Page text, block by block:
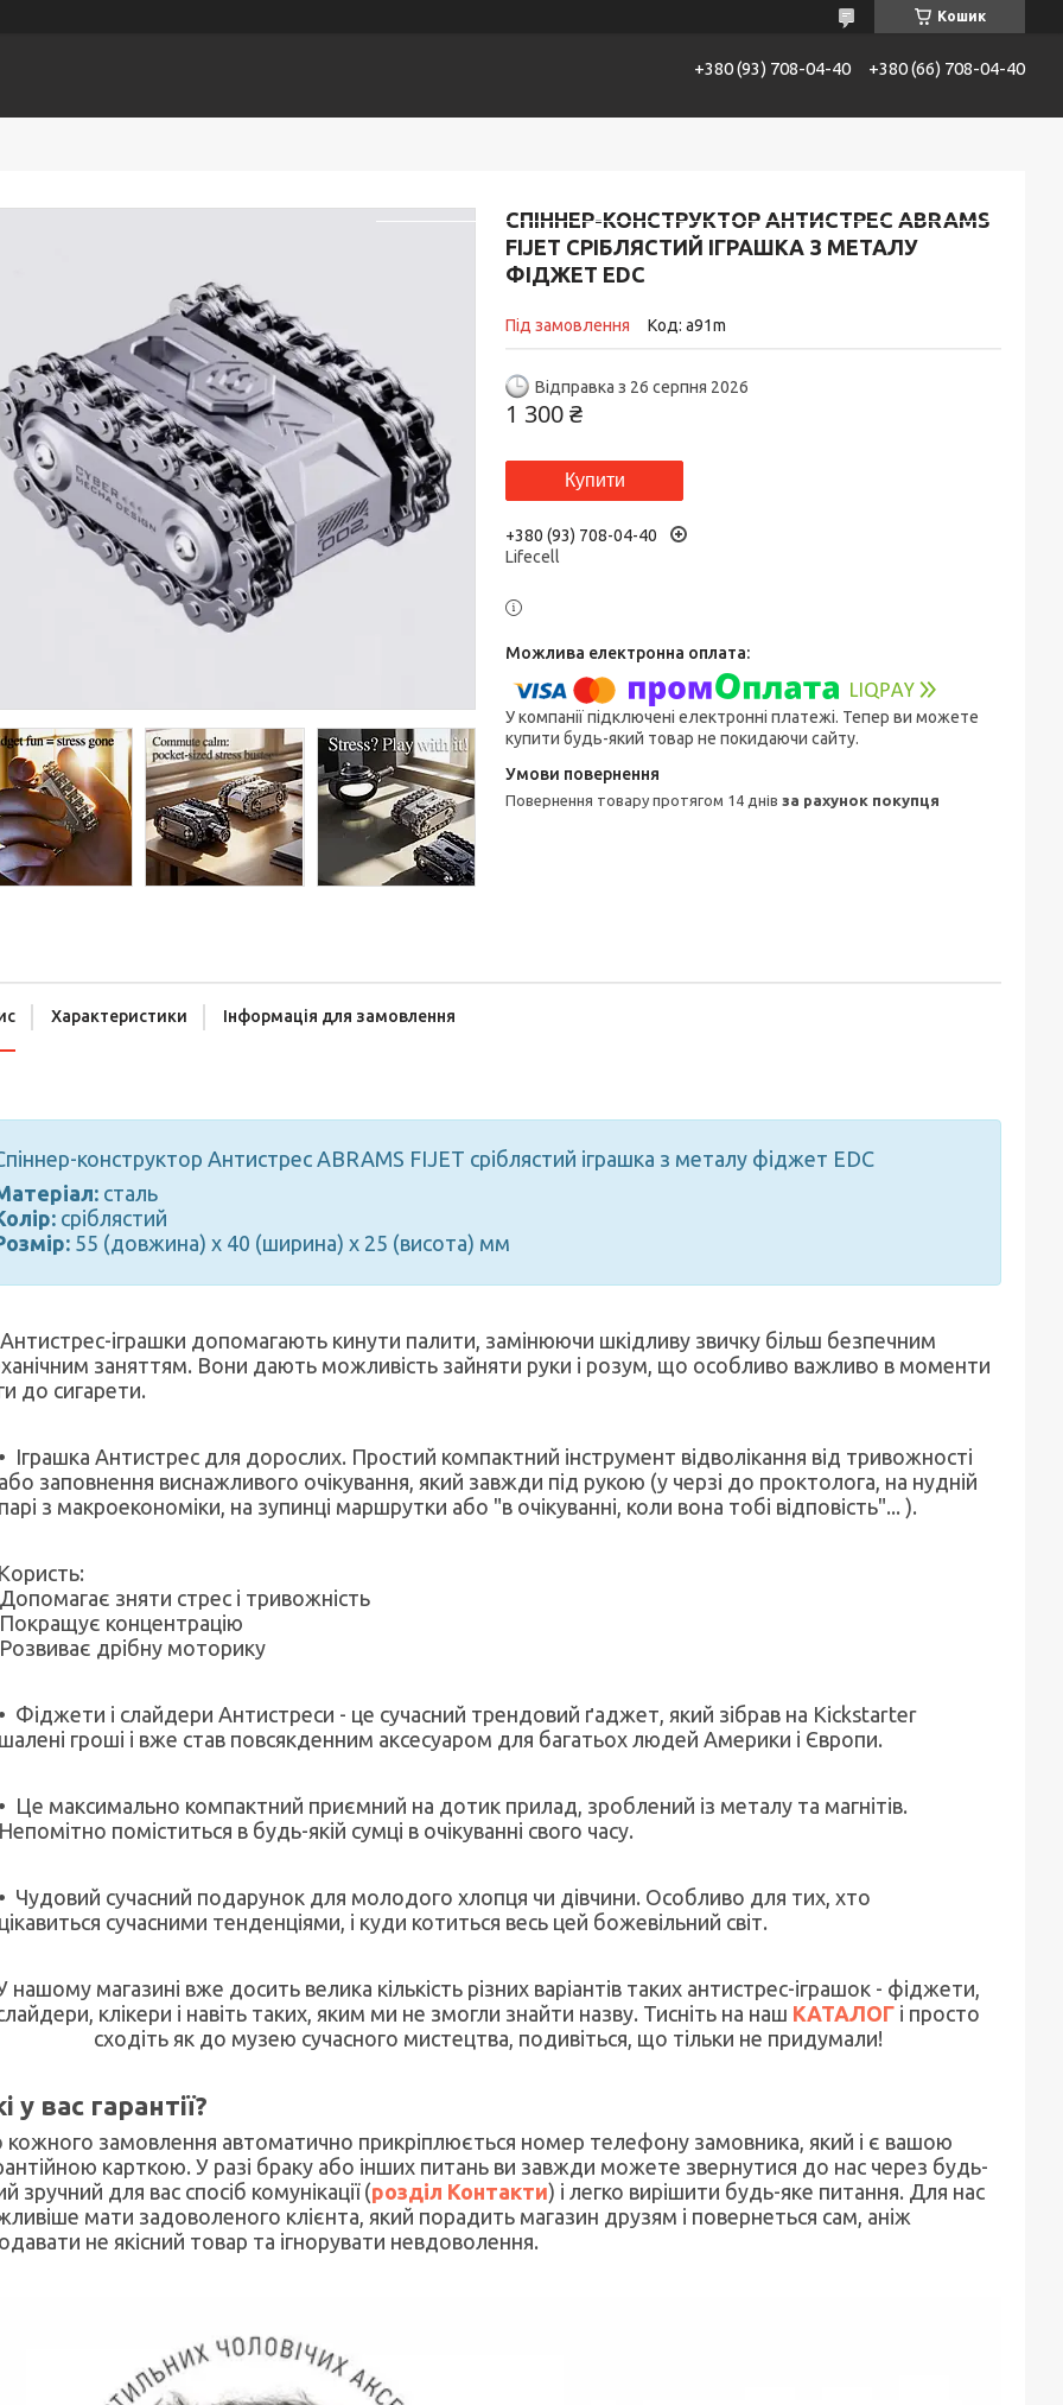
Кошик
+380 (93) 708-04-40 +380 (66) 708-04-40
СПІННЕР-КОНСТРУКТОР АНТИСТРЕС ABRAMS
FIJET СРІБЛЯСТИЙ ІГРАШКА З МЕТАЛУ
ФІДЖЕТ EDC
Під замовлення Код: a91m
Відправка з 26 серпня 2026
1 300 ₴
Купити
+380 (93) 708-04-40
Lifecell
У компанії підключені електронні платежі. Тепер ви можете
купити будь-який товар не покидаючи сайту.
повернення товару протягом 14 днів за рахунок покупця
Характеристики Інформація для замовлення
конструктор Антистрес ABRAMS FIJET сріблястий іграшка з металу фіджет EDC
сталь
сріблястий
55 (довжина) х 40 (ширина) х 25 (висота) мм
Антистрес-іграшки допомагають кинути палити, замінюючи шкідливу звичку більш безпечним
заняттям. Вони дають можливість зайняти руки і розум, що особливо важливо в моменти
до сигарети.
Іграшка Антистрес для дорослих. Простий компактний інструмент відволікання від тривожності
або заповнення виснажливого очікування, який завжди під рукою (у черзі до проктолога, на нудній
парі з макроекономіки, на зупинці маршрутки або "в очікуванні, коли вона тобі відповість"... ).
зняти стрес і тривожність
концентрацію
дрібну моторику
Фіджети і слайдери Антистреси - це сучасний трендовий ґаджет, який зібрав на Kickstarter
шалені гроші і вже став повсякденним аксесуаром для багатьох людей Америки і Європи.
Це максимально компактний приємний на дотик прилад, зроблений із металу та магнітів.
Непомітно поміститься в будь-якій сумці в очікуванні свого часу.
Чудовий сучасний подарунок для молодого хлопця чи дівчини. Особливо для тих, хто
цікавиться сучасними тенденціями, і куди котиться весь цей божевільний світ.
нашому магазині вже досить велика кількість різних варіантів таких антистрес-іграшок - фіджети,
клікери і навіть таких, яким ми не змогли знайти назву. Тисніть на наш КАТАЛОГ і просто
сходіть як до музею сучасного мистецтва, подивіться, що тільки не придумали!
у вас гарантії?
кожного замовлення автоматично прикріплюється номер телефону замовника, який і є вашою
карткою. У разі браку або інших питань ви завжди можете звернутися до нас через будь-
зручний для вас спосіб комунікації (розділ Контакти) і легко вирішити будь-яке питання. Для нас
мати задоволеного клієнта, який порадить магазин друзям і повернеться сам, аніж
не якісний товар та ігнорувати невдоволення.